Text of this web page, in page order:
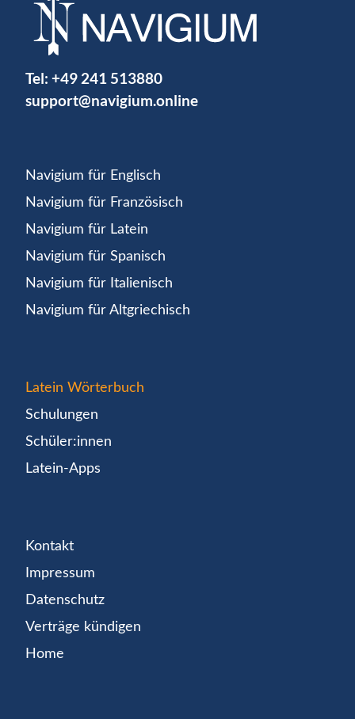
Tel: +49 241 513880
support@navigium.online
Navigium für Englisch
Navigium für Französisch
Navigium für Latein
Navigium für Spanisch
Navigium für Italienisch
Navigium für Altgriechisch
Latein Wörterbuch
Schulungen
Schüler:innen
Latein-Apps
Kontakt
Impressum
Datenschutz
Verträge kündigen
Home